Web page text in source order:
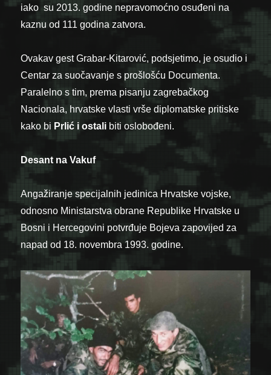
iako su 2013. godine nepravomoćno osuđeni na
kaznu od 111 godina zatvora.
Ovakav gest Grabar-Kitarović, podsjetimo, je osudio i
Centar za suočavanje s prošlošću Documenta.
Paralelno s tim, prema pisanju zagrebačkog
Nacionala, hrvatske vlasti vrše diplomatske pritiske
kako bi Prlić i ostali biti oslobođeni.
Desant na Vakuf
Angažiranje specijalnih jedinica Hrvatske vojske,
odnosno Ministarstva obrane Republike Hrvatske u
Bosni i Hercegovini potvrđuje Bojeva zapovijed za
napad od 18. novembra 1993. godine.